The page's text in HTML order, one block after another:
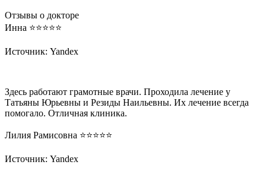
Отзывы о докторе
Инна ⭐️⭐️⭐️⭐️⭐️
Источник: Yandex
Здесь работают грамотные врачи. Проходила лечение у
Татьяны Юрьевны и Резиды Наильевны. Их лечение всегда
помогало. Отличная клиника.
Лилия Рамисовна ⭐️⭐️⭐️⭐️⭐️
Источник: Yandex